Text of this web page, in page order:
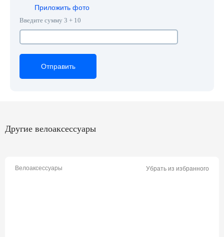
Приложить фото
Введите сумму 3 + 10
Отправить
Отправить
Отправить
Другие велоаксессуары
Велоаксессуары Убрать из избранного